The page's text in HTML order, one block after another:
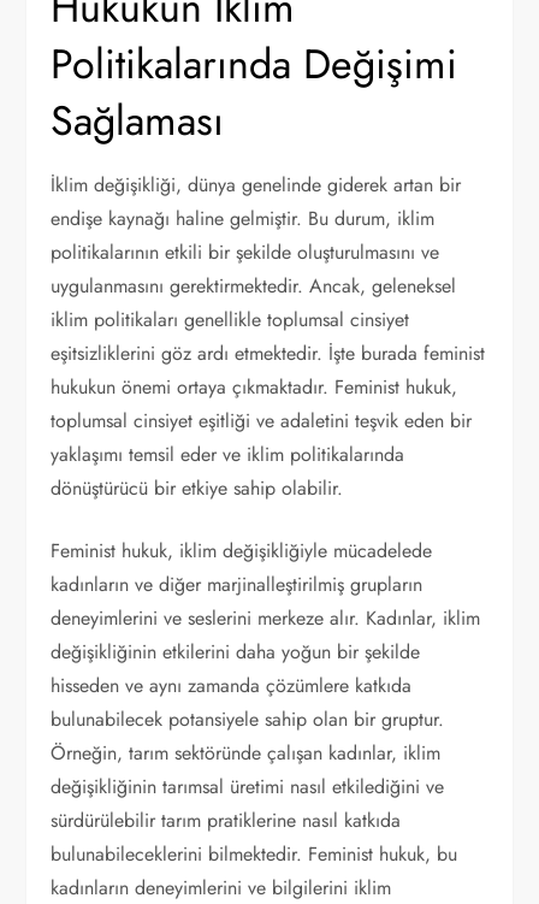
Politikalarında Değişimi
Sağlaması
İklim değişikliği, dünya genelinde giderek artan bir
endişe kaynağı haline gelmiştir. Bu durum, iklim
politikalarının etkili bir şekilde oluşturulmasını ve
uygulanmasını gerektirmektedir. Ancak, geleneksel
iklim politikaları genellikle toplumsal cinsiyet
eşitsizliklerini göz ardı etmektedir. İşte burada feminist
hukukun önemi ortaya çıkmaktadır. Feminist hukuk,
toplumsal cinsiyet eşitliği ve adaletini teşvik eden bir
yaklaşımı temsil eder ve iklim politikalarında
dönüştürücü bir etkiye sahip olabilir.
Feminist hukuk, iklim değişikliğiyle mücadelede
kadınların ve diğer marjinalleştirilmiş grupların
deneyimlerini ve seslerini merkeze alır. Kadınlar, iklim
değişikliğinin etkilerini daha yoğun bir şekilde
hisseden ve aynı zamanda çözümlere katkıda
bulunabilecek potansiyele sahip olan bir gruptur.
Örneğin, tarım sektöründe çalışan kadınlar, iklim
değişikliğinin tarımsal üretimi nasıl etkilediğini ve
sürdürülebilir tarım pratiklerine nasıl katkıda
bulunabileceklerini bilmektedir. Feminist hukuk, bu
kadınların deneyimlerini ve bilgilerini iklim